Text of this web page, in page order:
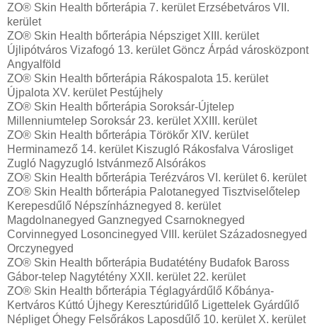
ZO® Skin Health bőrterápia 7. kerület Erzsébetváros VII.
kerület
ZO® Skin Health bőrterápia Népsziget XIII. kerület
Újlipótváros Vizafogó 13. kerület Göncz Árpád városközpont
Angyalföld
ZO® Skin Health bőrterápia Rákospalota 15. kerület
Újpalota XV. kerület Pestújhely
ZO® Skin Health bőrterápia Soroksár-Újtelep
Millenniumtelep Soroksár 23. kerület XXIII. kerület
ZO® Skin Health bőrterápia Törökőr XIV. kerület
Herminamező 14. kerület Kiszugló Rákosfalva Városliget
Zugló Nagyzugló Istvánmező Alsórákos
ZO® Skin Health bőrterápia Terézváros VI. kerület 6. kerület
ZO® Skin Health bőrterápia Palotanegyed Tisztviselőtelep
Kerepesdűlő Népszínháznegyed 8. kerület
Magdolnanegyed Ganznegyed Csarnoknegyed
Corvinnegyed Losoncinegyed VIII. kerület Századosnegyed
Orczynegyed
ZO® Skin Health bőrterápia Budatétény Budafok Baross
Gábor-telep Nagytétény XXII. kerület 22. kerület
ZO® Skin Health bőrterápia Téglagyárdűlő Kőbánya-
Kertváros Kúttó Újhegy Keresztúridűlő Ligettelek Gyárdűlő
Népliget Óhegy Felsőrákos Laposdűlő 10. kerület X. kerület